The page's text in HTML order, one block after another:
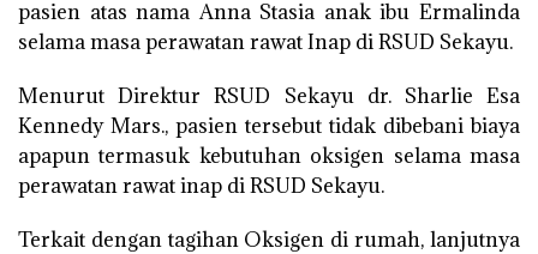
pasien atas nama Anna Stasia anak ibu Ermalinda
selama masa perawatan rawat Inap di RSUD Sekayu.
Menurut Direktur RSUD Sekayu dr. Sharlie Esa
Kennedy Mars., pasien tersebut tidak dibebani biaya
apapun termasuk kebutuhan oksigen selama masa
perawatan rawat inap di RSUD Sekayu.
Terkait dengan tagihan Oksigen di rumah, lanjutnya